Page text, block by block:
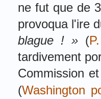
ne fut que de
provoqua l'ire
blague ! » (
tardivement
Commission
(Washington